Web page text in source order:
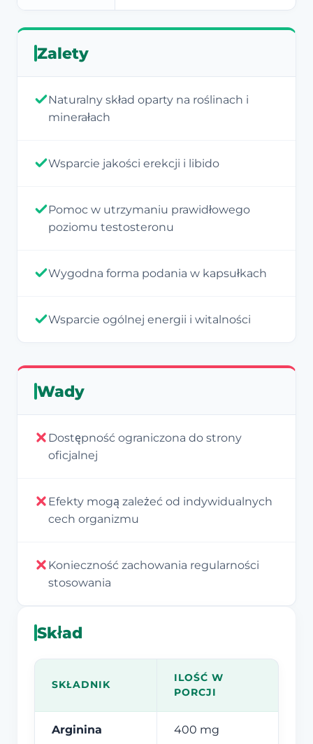
Zalety
Naturalny skład oparty na roślinach i
minerałach
Wsparcie jakości erekcji i libido
Pomoc w utrzymaniu prawidłowego
poziomu testosteronu
Wygodna forma podania w kapsułkach
Wsparcie ogólnej energii i witalności
Wady
Dostępność ograniczona do strony
oficjalnej
Efekty mogą zależeć od indywidualnych
cech organizmu
Konieczność zachowania regularności
stosowania
Skład
SKŁADNIK
ILOŚĆ W
PORCJI
Arginina 400 mg